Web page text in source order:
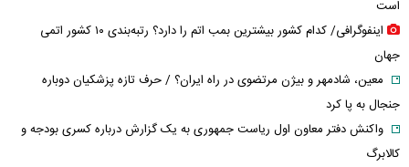
است
اینفوگرافی/ کدام کشور بیشترین بمب اتم را دارد؟ رتبه‌بندی ۱۰ کشور اتمی
جهان
معین، شادمهر و بیژن مرتضوی در راه ایران؟ / حرف تازه پزشکیان دوباره
جنجال به پا کرد
واکنش دفتر معاون اول ریاست جمهوری به یک گزارش درباره کسری بودجه و
کالابرگ